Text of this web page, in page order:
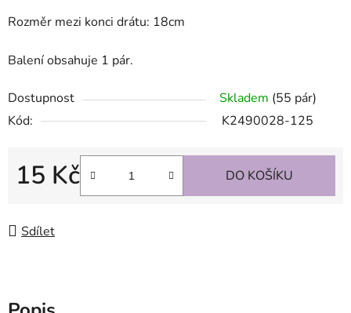
Rozměr mezi konci drátu: 18cm
Balení obsahuje 1 pár.
Dostupnost Skladem (55 pár)
Kód:
K2490028-125
15 Kč
Měrná cena:
DO KOŠÍKU
Sdílet